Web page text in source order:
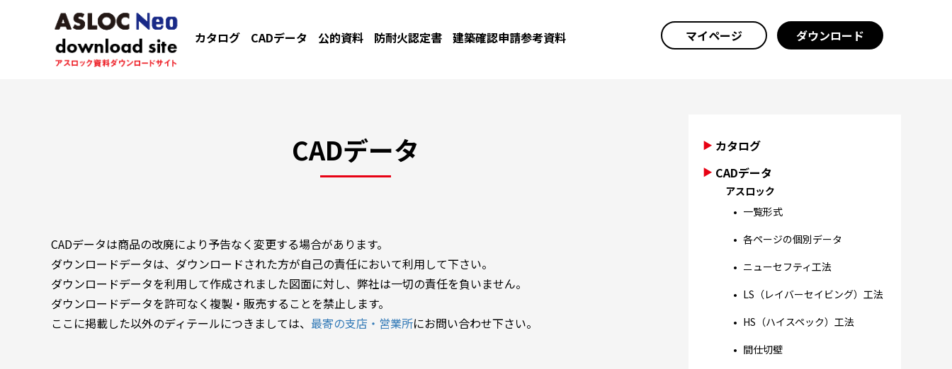
カタログ CADデータ 公的資料 防耐火認定書 建築確認申請参考資料 マイページ ダウンロード
CADデータ
CADデータは商品の改廃により予告なく変更する場合があります。
ダウンロードデータは、ダウンロードされた方が自己の責任において利用して下さい。
ダウンロードデータを利用して作成されました図面に対し、弊社は一切の責任を負いません。
ダウンロードデータを許可なく複製・販売することを禁止します。
ここに掲載した以外のディテールにつきましては、 最寄の支店・営業所にお問い合わせ下さい。
カタログ
CADデータ
アスロック
一覧形式
各ページの個別データ
ニューセフティ工法
LS（レイバーセイビング）工法
HS（ハイスペック）工法
間仕切壁